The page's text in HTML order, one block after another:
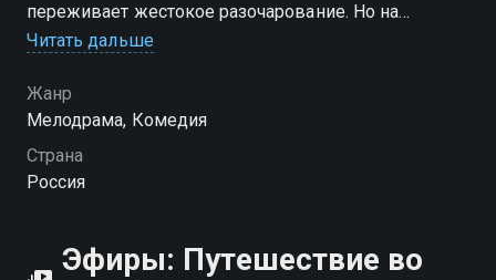
переживает жестокое разочарование. Но на
обратном пути она всё-таки встретит своего
Читать дальше
Жанр
Мелодрама, Комедия
Страна
Россия
Эфиры: Путешествие во